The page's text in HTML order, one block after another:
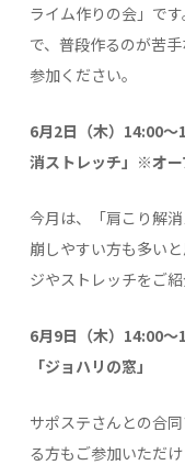
ライム作りの会」で
で、普段作るのが苦
参加ください。
6月2日（木）14:00
消ストレッチ」※オ
今月は、「肩こり解
崩しやすい方も多い
ジやストレッチをご
6月9日（木）14:00
「ジョハリの窓」
サポステさんとの合
る方もご参加いただ